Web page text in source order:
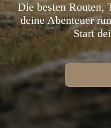
Die besten Routen,
deine Abenteuer
Start